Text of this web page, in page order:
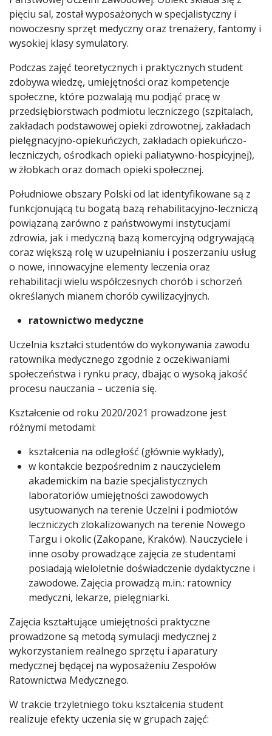
pięciu sal, został wyposażonych w specjalistyczny i
nowoczesny sprzęt medyczny oraz trenażery, fantomy i
wysokiej klasy symulatory.
Podczas zajęć teoretycznych i praktycznych student
zdobywa wiedzę, umiejętności oraz kompetencje
społeczne, które pozwalają mu podjąć pracę w
przedsiębiorstwach podmiotu leczniczego (szpitalach,
zakładach podstawowej opieki zdrowotnej, zakładach
pielęgnacyjno-opiekuńczych, zakładach opiekuńczo-
leczniczych, ośrodkach opieki paliatywno-hospicyjnej),
w żłobkach oraz domach opieki społecznej.
Południowe obszary Polski od lat identyfikowane są z
funkcjonującą tu bogatą bazą rehabilitacyjno-leczniczą
powiązaną zarówno z państwowymi instytucjami
zdrowia, jak i medyczną bazą komercyjną odgrywającą
coraz większą rolę w uzupełnianiu i poszerzaniu usług
o nowe, innowacyjne elementy leczenia oraz
rehabilitacji wielu współczesnych chorób i schorzeń
określanych mianem chorób cywilizacyjnych.
ratownictwo medyczne
Uczelnia kształci studentów do wykonywania zawodu
ratownika medycznego zgodnie z oczekiwaniami
społeczeństwa i rynku pracy, dbając o wysoką jakość
procesu nauczania – uczenia się.
Kształcenie od roku 2020/2021 prowadzone jest
różnymi metodami:
kształcenia na odległość (głównie wykłady),
w kontakcie bezpośrednim z nauczycielem
akademickim na bazie specjalistycznych
laboratoriów umiejętności zawodowych
usytuowanych na terenie Uczelni i podmiotów
leczniczych zlokalizowanych na terenie Nowego
Targu i okolic (Zakopane, Kraków). Nauczyciele i
inne osoby prowadzące zajęcia ze studentami
posiadają wieloletnie doświadczenie dydaktyczne i
zawodowe. Zajęcia prowadzą m.in.: ratownicy
medyczni, lekarze, pielęgniarki.
Zajęcia kształtujące umiejętności praktyczne
prowadzone są metodą symulacji medycznej z
wykorzystaniem realnego sprzętu i aparatury
medycznej będącej na wyposażeniu Zespołów
Ratownictwa Medycznego.
W trakcie trzyletniego toku kształcenia student
realizuje efekty uczenia się w grupach zajęć: